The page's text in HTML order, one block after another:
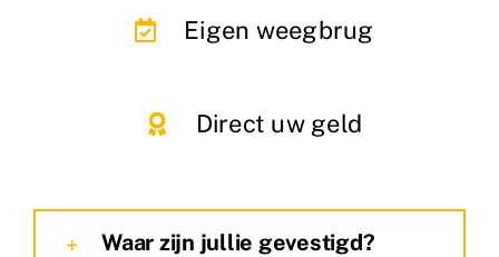
Eigen weegbrug
Direct uw geld
Waar zijn jullie gevestigd?